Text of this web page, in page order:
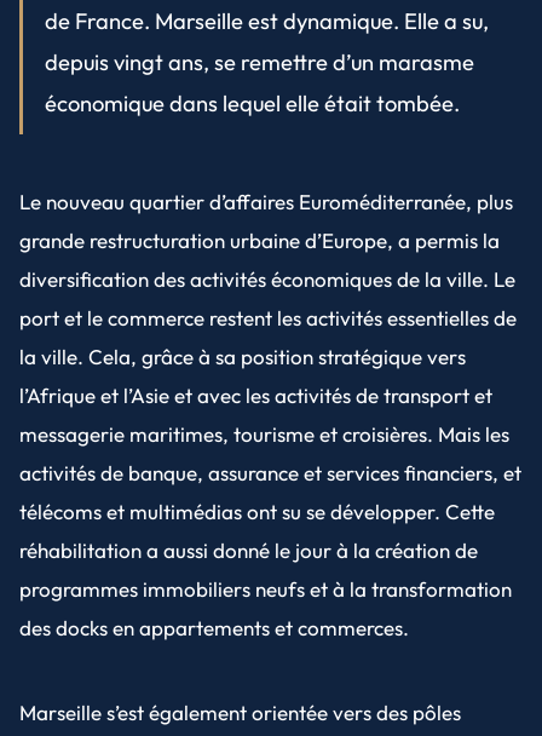
de France. Marseille est dynamique. Elle a su,
depuis vingt ans, se remettre d’un marasme
économique dans lequel elle était tombée.
Le nouveau quartier d’affaires Euroméditerranée, plus
grande restructuration urbaine d’Europe, a permis la
diversification des activités économiques de la ville. Le
port et le commerce restent les activités essentielles de
la ville. Cela, grâce à sa position stratégique vers
l’Afrique et l’Asie et avec les activités de transport et
messagerie maritimes, tourisme et croisières. Mais les
activités de banque, assurance et services financiers, et
télécoms et multimédias ont su se développer. Cette
réhabilitation a aussi donné le jour à la création de
programmes immobiliers neufs et à la transformation
des docks en appartements et commerces.
Marseille s’est également orientée vers des pôles